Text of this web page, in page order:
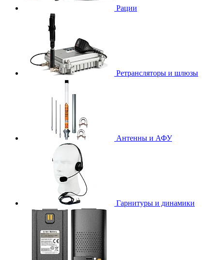
Рации
Ретрансляторы и шлюзы
Антенны и АФУ
Гарнитуры и динамики